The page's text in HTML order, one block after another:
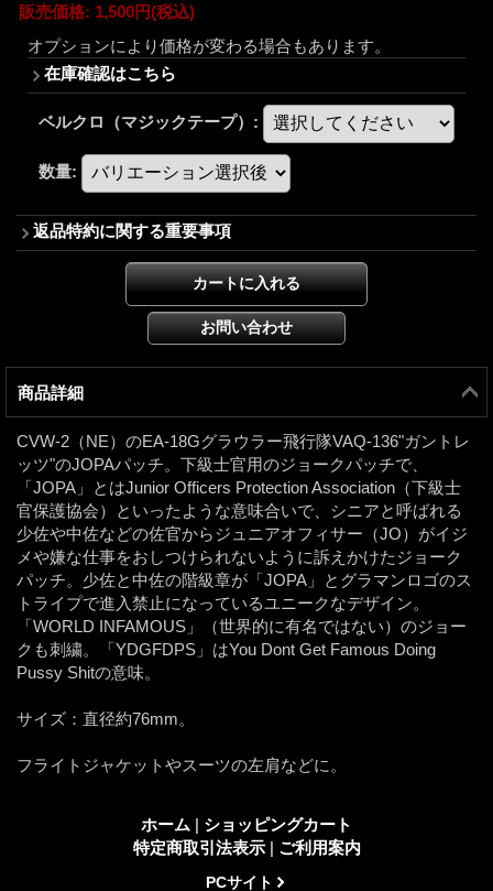
販売価格: 1,500円(税込)
オプションにより価格が変わる場合もあります。
在庫確認はこちら
ベルクロ（マジックテープ） :
数量:
返品特約に関する重要事項
商品詳細
CVW-2（NE）のEA-18Gグラウラー飛行隊VAQ-136"ガントレ
ッツ"のJOPAパッチ。下級士官用のジョークパッチで、
「JOPA」とはJunior Officers Protection Association（下級士
官保護協会）といったような意味合いで、シニアと呼ばれる
少佐や中佐などの佐官からジュニアオフィサー（JO）がイジ
メや嫌な仕事をおしつけられないように訴えかけたジョーク
パッチ。少佐と中佐の階級章が「JOPA」とグラマンロゴのス
トライプで進入禁止になっているユニークなデザイン。
「WORLD INFAMOUS」（世界的に有名ではない）のジョー
クも刺繍。「YDGFDPS」はYou Dont Get Famous Doing
Pussy Shitの意味。
サイズ：直径約76mm。
フライトジャケットやスーツの左肩などに。
ホーム | ショッピングカート
特定商取引法表示 | ご利用案内
PCサイト